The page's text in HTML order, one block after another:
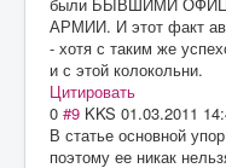
АРМИИ. И этот факт
- хотя с таким же
и с этой колокольни.
Цитировать
0 #9 KKS 01.03.2011
В статье основной
поэтому ее никак